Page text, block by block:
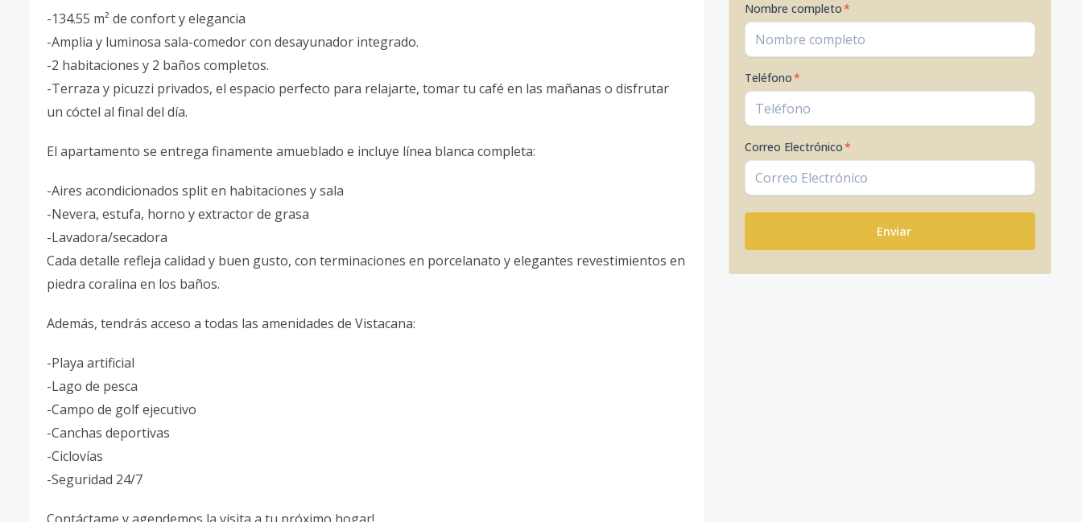
-134.55 m² de confort y elegancia
-Amplia y luminosa sala-comedor con desayunador integrado.
-2 habitaciones y 2 baños completos.
-Terraza y picuzzi privados, el espacio perfecto para relajarte, tomar tu café en las mañanas o disfrutar
un cóctel al final del día.
El apartamento se entrega finamente amueblado e incluye línea blanca completa:
-Aires acondicionados split en habitaciones y sala
-Nevera, estufa, horno y extractor de grasa
-Lavadora/secadora
Cada detalle refleja calidad y buen gusto, con terminaciones en porcelanato y elegantes revestimientos en
piedra coralina en los baños.
Además, tendrás acceso a todas las amenidades de Vistacana:
-Playa artificial
-Lago de pesca
-Campo de golf ejecutivo
-Canchas deportivas
-Ciclovías
-Seguridad 24/7
Nombre completo*
Teléfono*
Correo Electrónico*
Enviar